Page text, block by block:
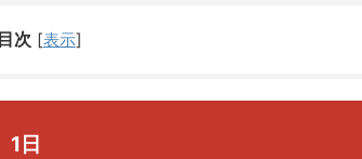
目次 [表示]
1日